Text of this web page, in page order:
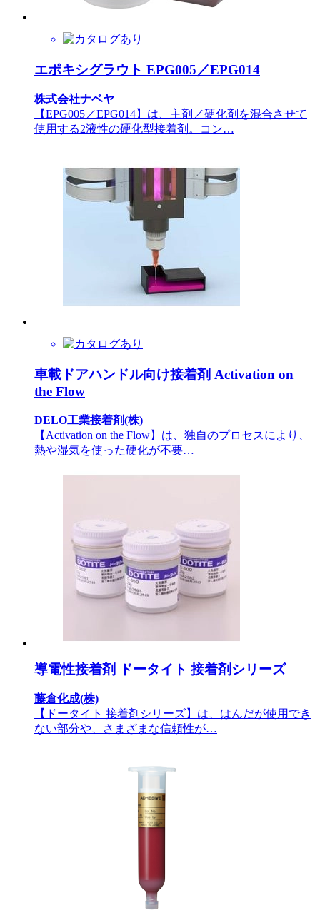
エポキシグラウト EPG005／EPG014
株式会社ナベヤ
【EPG005／EPG014】は、主剤／硬化剤を混合させて
使用する2液性の硬化型接着剤。コン…
車載ドアハンドル向け接着剤 Activation on
the Flow
DELO工業接着剤(株)
【Activation on the Flow】は、独自のプロセスにより、
熱や湿気を使った硬化が不要…
導電性接着剤 ドータイト 接着剤シリーズ
藤倉化成(株)
【ドータイト 接着剤シリーズ】は、はんだが使用でき
ない部分や、さまざまな信頼性が…